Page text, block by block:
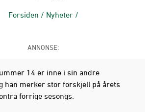
Forsiden / Nyheter /
ANNONSE:
14 er inne i sin andre
han merker stor forskjell på årets
forrige sesongs.